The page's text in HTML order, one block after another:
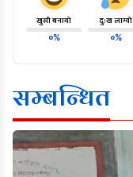
खुसी बनायो
०%
दु:ख लाग्यो
०%
सम्बन्धित